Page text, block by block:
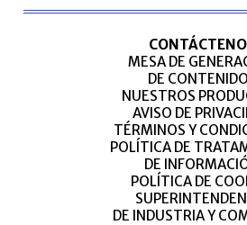
MESA DE
DE
NUESTROS
AVISO DE
TÉRMINOS Y
POLÍTICA DE
DE
POLÍTICA DE
DE INDUSTRIA Y